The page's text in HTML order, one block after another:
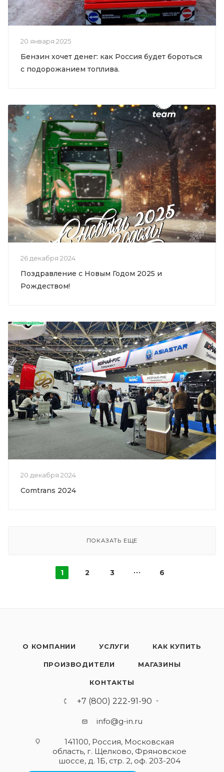
20 января 2025
Бензин хочет денег: как Россия будет бороться
с подорожанием топлива.
26 декабря 2024
Поздравление с Новым Годом 2025 и
Рождеством!
20 декабря 2024
Comtrans 2024
ПОКАЗАТЬ ЕЩЕ
1 2 3 6
О КОМПАНИИ УСЛУГИ КАК КУПИТЬ
ПРОИЗВОДИТЕЛИ МАГАЗИНЫ
КОНТАКТЫ
+7 (800) 222-91-90
info@g-in.ru
141100, Россия, Московская
область, г. Щелково, Фряновское
шоссе, д. 1Б, стр. 2, оф. 203-204